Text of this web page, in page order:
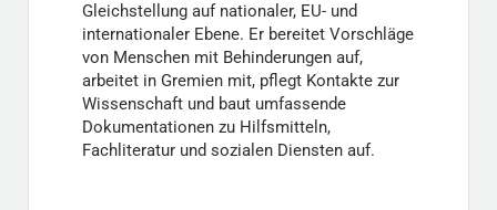
Gleichstellung auf nationaler, EU- und
internationaler Ebene. Er bereitet Vorschläge
von Menschen mit Behinderungen auf,
arbeitet in Gremien mit, pflegt Kontakte zur
Wissenschaft und baut umfassende
Dokumentationen zu Hilfsmitteln,
Fachliteratur und sozialen Diensten auf.